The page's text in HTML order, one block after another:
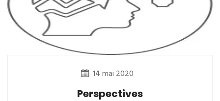
14 mai 2020
Perspectives